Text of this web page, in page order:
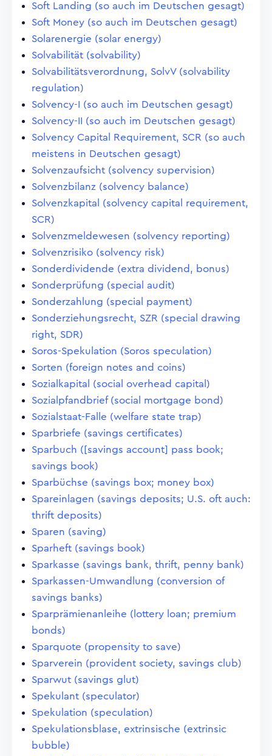
Soft Landing (so auch im Deutschen gesagt)
Soft Money (so auch im Deutschen gesagt)
Solarenergie (solar energy)
Solvabilität (solvability)
Solvabilitätsverordnung, SolvV (solvability
regulation)
Solvency-I (so auch im Deutschen gesagt)
Solvency-II (so auch im Deutschen gesagt)
Solvency Capital Requirement, SCR (so auch
meistens in Deutschen gesagt)
Solvenzaufsicht (solvency supervision)
Solvenzbilanz (solvency balance)
Solvenzkapital (solvency capital requirement,
SCR)
Solvenzmeldewesen (solvency reporting)
Solvenzrisiko (solvency risk)
Sonderdividende (extra dividend, bonus)
Sonderprüfung (special audit)
Sonderzahlung (special payment)
Sonderziehungsrecht, SZR (special drawing
right, SDR)
Soros-Spekulation (Soros speculation)
Sorten (foreign notes and coins)
Sozialkapital (social overhead capital)
Sozialpfandbrief (social mortgage bond)
Sozialstaat-Falle (welfare state trap)
Sparbriefe (savings certificates)
Sparbuch ([savings account] pass book;
savings book)
Sparbüchse (savings box; money box)
Spareinlagen (savings deposits; U.S. oft auch:
thrift deposits)
Sparen (saving)
Sparheft (savings book)
Sparkasse (savings bank, thrift, penny bank)
Sparkassen-Umwandlung (conversion of
savings banks)
Sparprämienanleihe (lottery loan; premium
bonds)
Sparquote (propensity to save)
Sparverein (provident society, savings club)
Sparwut (savings glut)
Spekulant (speculator)
Spekulation (speculation)
Spekulationsblase, extrinsische (extrinsic
bubble)